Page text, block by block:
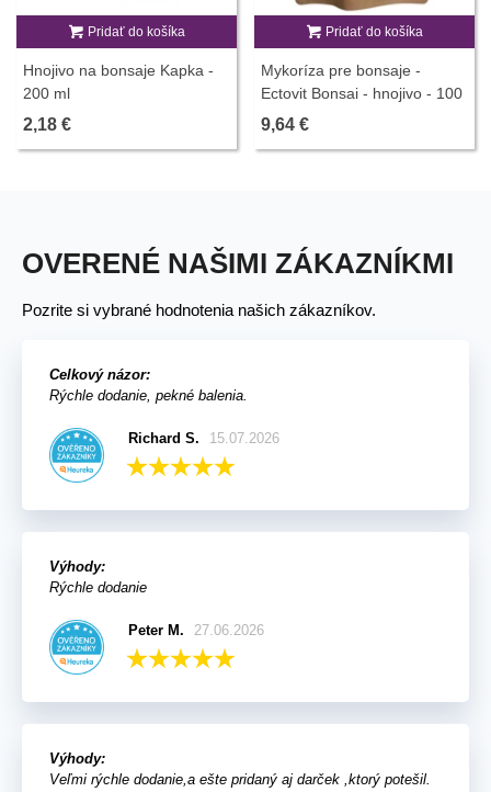
Pridať do košíka
Hnojivo na bonsaje Kapka -
200 ml
2,18 €
Pridať do košíka
Mykoríza pre bonsaje -
Ectovit Bonsai - hnojivo - 100
g
9,64 €
OVERENÉ NAŠIMI ZÁKAZNÍKMI
Pozrite si vybrané hodnotenia našich zákazníkov.
Celkový názor:
Rýchle dodanie, pekné balenia.
Richard S. 15.07.2026
Výhody:
Rýchle dodanie
Peter M. 27.06.2026
Výhody:
Veľmi rýchle dodanie,a ešte pridaný aj darček ,ktorý potešil.